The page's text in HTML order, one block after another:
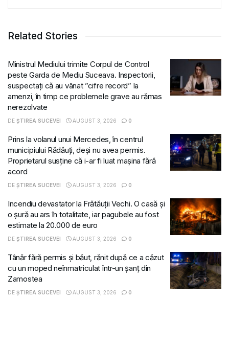
Related Stories
Ministrul Mediului trimite Corpul de Control
peste Garda de Mediu Suceava. Inspectorii,
suspectați că au vânat ”cifre record” la
amenzi, în timp ce problemele grave au rămas
nerezolvate
DE ȘTIREA SUCEVEI AUGUST 3, 2026 0
Prins la volanul unui Mercedes, în centrul
municipiului Rădăuți, deși nu avea permis.
Proprietarul susține că i-ar fi luat mașina fără
acord
DE ȘTIREA SUCEVEI AUGUST 3, 2026 0
Incendiu devastator la Frătăuții Vechi. O casă și
o șură au ars în totalitate, iar pagubele au fost
estimate la 20.000 de euro
DE ȘTIREA SUCEVEI AUGUST 3, 2026 0
Tânăr fără permis și băut, rănit după ce a căzut
cu un moped neînmatriculat într-un șanț din
Zamostea
DE ȘTIREA SUCEVEI AUGUST 3, 2026 0